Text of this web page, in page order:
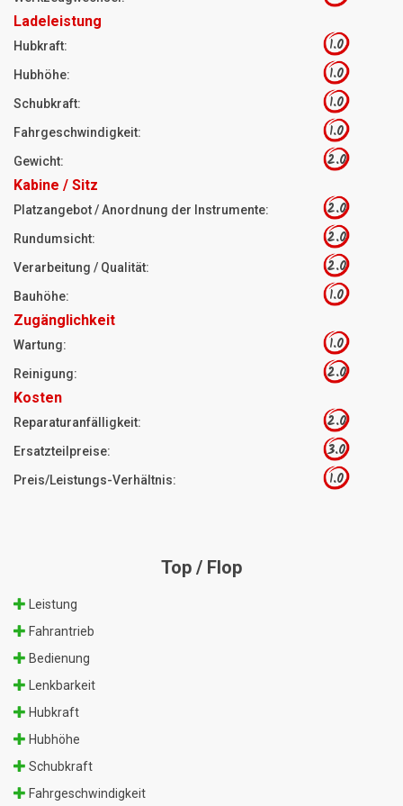
Ladeleistung
Hubkraft: 1.0
Hubhöhe: 1.0
Schubkraft: 1.0
Fahrgeschwindigkeit: 1.0
Gewicht: 2.0
Kabine / Sitz
Platzangebot / Anordnung der Instrumente: 2.0
Rundumsicht: 2.0
Verarbeitung / Qualität: 2.0
Bauhöhe: 1.0
Zugänglichkeit
Wartung: 1.0
Reinigung: 2.0
Kosten
Reparaturanfälligkeit: 2.0
Ersatzteilpreise: 3.0
Preis/Leistungs-Verhältnis: 1.0
Top / Flop
Leistung
Fahrantrieb
Bedienung
Lenkbarkeit
Hubkraft
Hubhöhe
Schubkraft
Fahrgeschwindigkeit